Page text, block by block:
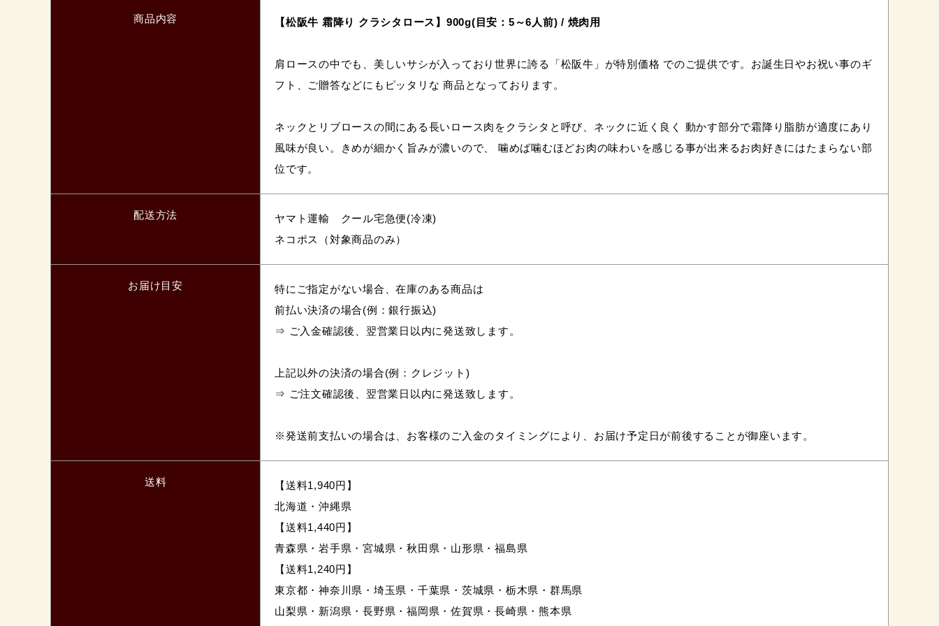
商品内容 【松阪牛 霜降り クラシタロース】900g(目安：5～6人前) / 焼肉用
肩ロースの中でも、美しいサシが入っており世界に誇る「松阪牛」が特別価格 でのご提供です。お誕生日やお祝い事のギ
フト、ご贈答などにもピッタリな 商品となっております。
ネックとリブロースの間にある長いロース肉をクラシタと呼び、ネックに近く良く 動かす部分で霜降り脂肪が適度にあり
風味が良い。きめが細かく旨みが濃いので、 噛めば噛むほどお肉の味わいを感じる事が出来るお肉好きにはたまらない部
位です。
配送方法
ヤマト運輸 クール宅急便(冷凍)
ネコポス（対象商品のみ）
お届け目安
特にご指定がない場合、在庫のある商品は
前払い決済の場合(例：銀行振込)
⇒ ご入金確認後、翌営業日以内に発送致します。
上記以外の決済の場合(例：クレジット)
⇒ ご注文確認後、翌営業日以内に発送致します。
※発送前支払いの場合は、お客様のご入金のタイミングにより、お届け予定日が前後することが御座います。
送料
【送料1,940円】
北海道・沖縄県
【送料1,440円】
青森県・岩手県・宮城県・秋田県・山形県・福島県
【送料1,240円】
東京都・神奈川県・埼玉県・千葉県・茨城県・栃木県・群馬県
山梨県・新潟県・長野県・福岡県・佐賀県・長崎県・熊本県